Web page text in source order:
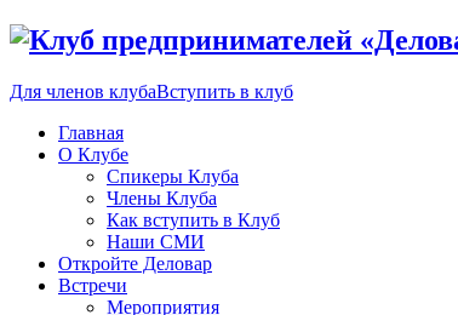
Для членов клубаВступить в клуб
Главная
О Клубе
Спикеры Клуба
Члены Клуба
Как вступить в Клуб
Наши СМИ
Откройте Деловар
Встречи
Мероприятия